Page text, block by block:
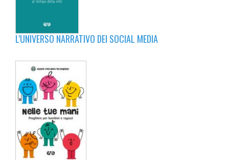
L'UNIVERSO NARRATIVO DEI SOCIAL MEDIA